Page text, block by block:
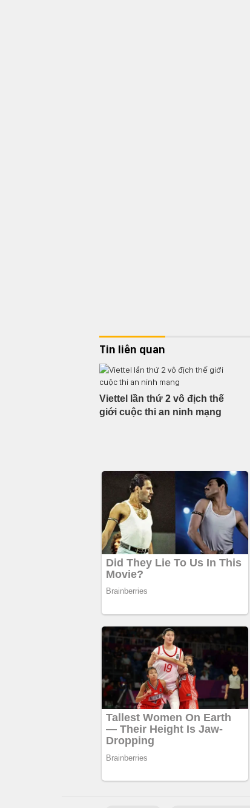
Tin liên quan
Viettel lần thứ 2 vô địch thế
giới cuộc thi an ninh mạng